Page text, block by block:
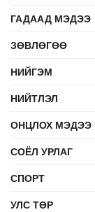
ГАДААД МЭДЭЭ
ЗӨВЛӨГӨӨ
НИЙГЭМ
НИЙТЛЭЛ
ОНЦЛОХ МЭДЭЭ
СОЁЛ УРЛАГ
СПОРТ
УЛС ТӨР